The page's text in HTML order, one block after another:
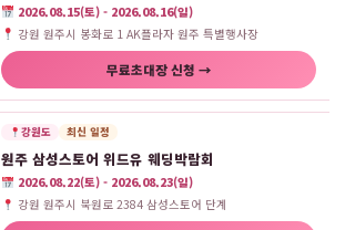
2026.08.15(토) - 2026.08.16(일)
강원 원주시 봉화로 1 AK플라자 원주 특별행사장
무료초대장 신청 →
강원도 최신 일정
원주 삼성스토어 위드유 웨딩박람회
2026.08.22(토) - 2026.08.23(일)
강원 원주시 북원로 2384 삼성스토어 단계